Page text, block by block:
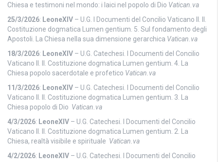
Chiesa e testimoni nel mondo: i laici nel popolo di Dio Vatican.va
25/3/2026: LeoneXIV – U.G. I Documenti del Concilio Vaticano II. II.
Costituzione dogmatica Lumen gentium. 5. Sul fondamento degli
Apostoli. La Chiesa nella sua dimensione gerarchica Vatican.va
18/3/2026: LeoneXIV – U.G. Catechesi. I Documenti del Concilio
Vaticano II. II. Costituzione dogmatica Lumen gentium. 4. La
Chiesa popolo sacerdotale e profetico Vatican.va
11/3/2026: LeoneXIV – U.G. Catechesi. I Documenti del Concilio
Vaticano II. II. Costituzione dogmatica Lumen gentium. 3. La
Chiesa popolo di Dio Vatican.va
4/3/2026: LeoneXIV – U.G. Catechesi. I Documenti del Concilio
Vaticano II. II. Costituzione dogmatica Lumen gentium. 2. La
Chiesa, realtà visibile e spirituale Vatican.va
4/2/2026: LeoneXIV – U.G. Catechesi. I Documenti del Concilio